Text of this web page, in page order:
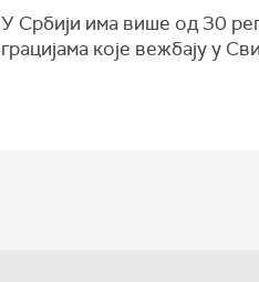
У Србији има више од 30
грацијама које вежбају у